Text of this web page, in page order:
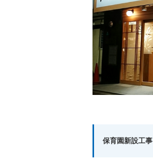
保育園新設工事